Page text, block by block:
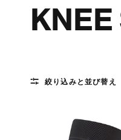
KNEE
絞り込みと並び替え